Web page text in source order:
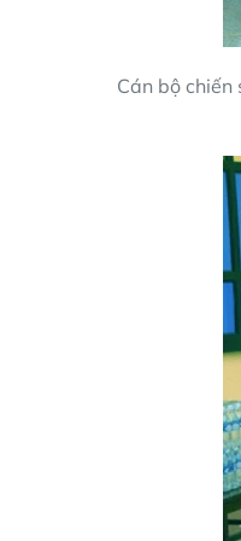
Cán bộ